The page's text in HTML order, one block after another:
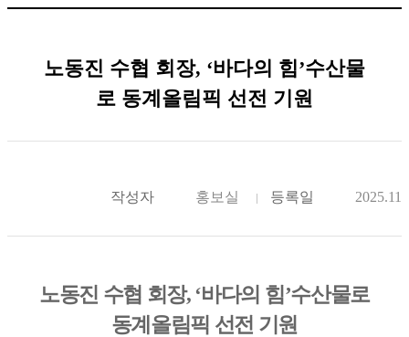
노동진 수협 회장, ‘바다의 힘’수산물
로 동계올림픽 선전 기원
작성자 홍보실 등록일
노동진 수협 회장, ‘바다의 힘’수산물로
동계올림픽 선전 기원